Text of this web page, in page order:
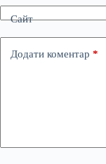
Сайт
Додати коментар *